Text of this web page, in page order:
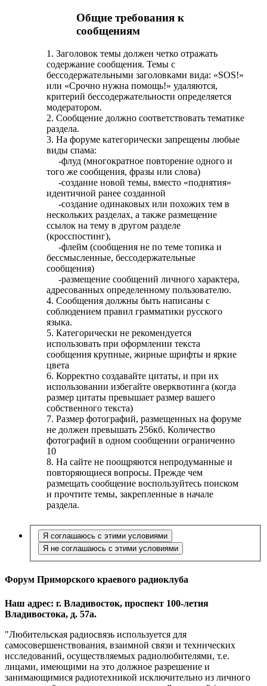
Общие требования к
сообщениям
1. Заголовок темы должен четко отражать
содержание сообщения. Темы с
бессодержательными заголовками вида: «SOS!»
или «Срочно нужна помощь!» удаляются,
критерий бессодержательности определяется
модератором.
2. Сообщение должно соответствовать тематике
раздела.
3. На форуме категорически запрещены любые
виды спама:
-флуд (многократное повторение одного и
того же сообщения, фразы или слова)
-создание новой темы, вместо «поднятия»
идентичной ранее созданной
-создание одинаковых или похожих тем в
нескольких разделах, а также размещение
ссылок на тему в другом разделе
(кросспостинг),
-флейм (сообщения не по теме топика и
бессмысленные, бессодержательные
сообщения)
-размещение сообщений личного характера,
адресованных определенному пользователю.
4. Сообщения должны быть написаны с
соблюдением правил грамматики русского
языка.
5. Категорически не рекомендуется
использовать при оформлении текста
сообщения крупные, жирные шрифты и яркие
цвета
6. Корректно создавайте цитаты, и при их
использовании избегайте оверквотинга (когда
размер цитаты превышает размер вашего
собственного текста)
7. Размер фотографий, размещенных на форуме
не должен превышать 256кб. Количество
фотографий в одном сообщении ограниченно
10
8. На сайте не поощряются непродуманные и
повторяющиеся вопросы. Прежде чем
размещать сообщение воспользуйтесь поиском
и прочтите темы, закрепленные в начале
раздела.
Форум Приморского краевого радиоклуба
Наш адрес: г. Владивосток, проспект 100-летия
Владивостока, д. 57а.
"Любительская радиосвязь используется для
самосовершенствования, взаимной связи и технических
исследований, осуществляемых радиолюбителями, т.е.
лицами, имеющими на это должное разрешение и
занимающимися радиотехникой исключительно из личного